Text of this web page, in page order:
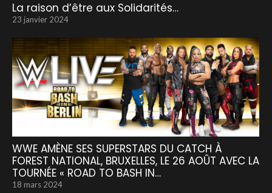
La raison d’être aux Solidarités…
23 janvier 2024
WWE AMÈNE SES SUPERSTARS DU CATCH À
FOREST NATIONAL, BRUXELLES, LE 26 AOÛT AVEC LA
TOURNÉE « ROAD TO BASH IN…
18 mars 2024